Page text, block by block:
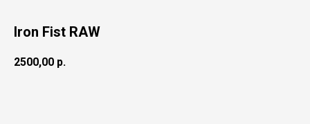
Iron Fist RAW
2500,00 р.